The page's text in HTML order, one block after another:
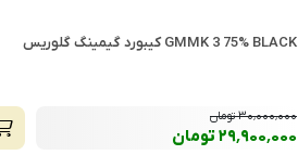
پاور ام اس آی مدل MAG A750GL PCIE5.1 ATX3.1
20٬990٬000تومان
19٬000٬000تومان